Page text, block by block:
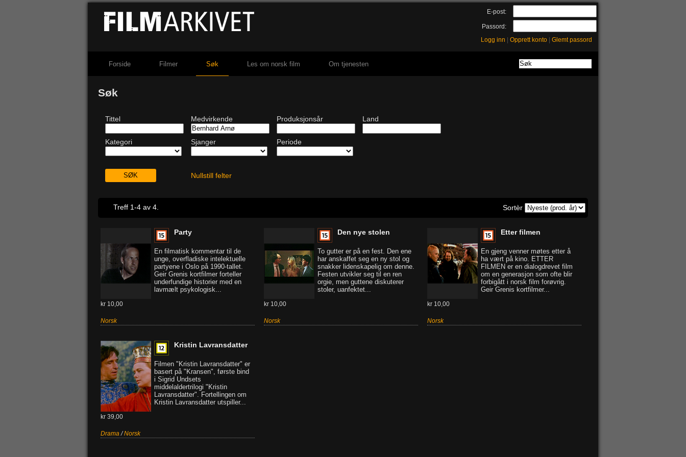
E-post:
Passord:
Logg inn
Opprett konto Glemt passord
Forside Filmer Søk Les om norsk film Om tjenesten
Søk
Tittel Medvirkende Produksjonsår Land
Kategori Sjanger Periode
Nullstill felter
Treff 1-4 av 4. Sortèr
Party
En filmatisk kommentar til de
unge, overfladiske intelektuelle
partyene i Oslo på 1990-tallet.
Geir Grenis kortfilmer forteller
underfundige historier med en
lavmælt psykologisk...
kr 10,00
Norsk
Den nye stolen
To gutter er på en fest. Den ene
har anskaffet seg en ny stol og
snakker lidenskapelig om denne.
Festen utvikler seg til en ren
orgie, men guttene diskuterer
stoler, uanfektet...
kr 10,00
Norsk
Etter filmen
En gjeng venner møtes etter å
ha vært på kino. ETTER
FILMEN er en dialogdrevet film
om en generasjon som ofte blir
forbigått i norsk film forøvrig.
Geir Grenis kortfilmer...
kr 10,00
Norsk
Kristin Lavransdatter
Filmen "Kristin Lavransdatter" er
basert på "Kransen", første bind
i Sigrid Undsets
middelaldertrilogi "Kristin
Lavransdatter". Fortellingen om
Kristin Lavransdatter utspiller...
kr 39,00
Drama/Norsk